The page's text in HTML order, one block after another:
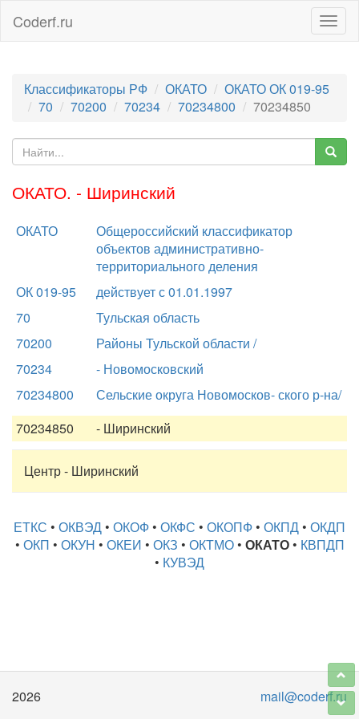
Coderf.ru
Классификаторы РФ ОКАТО
ОКАТО ОК 019-95
70
70200 70234 70234800 70234850
ОКАТО. - Ширинский
ОКАТО
Общероссийский классификатор
объектов административно-
территориального деления
ОК 019-95
действует с 01.01.1997
70
Тульская область
70200
Районы Тульской области /
70234
- Новомосковский
70234800
Сельские округа Новомосков- ского р-на/
70234850
- Ширинский
Центр - Ширинский
ЕТКС • ОКВЭД • ОКОФ • ОКФС • ОКОПФ • ОКПД • ОКДП
• ОКП • ОКУН • ОКЕИ • ОКЗ • ОКТМО• ОКАТО• КВПДП
• КУВЭД
2026 mail@coderf.ru